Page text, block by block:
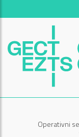
Operativni